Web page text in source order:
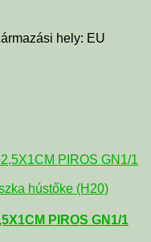
hely: EU
hústőke (H20)
PIROS GN1/1